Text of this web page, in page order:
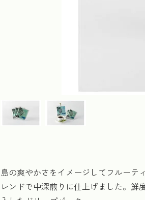
島の爽やかさをイメージしてフルーテ
レンドで中深煎りに仕上げました。鮮